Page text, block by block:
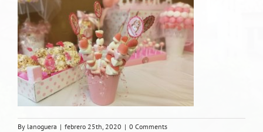
By lanoguera | febrero 25th, 2020 | 0 Comments